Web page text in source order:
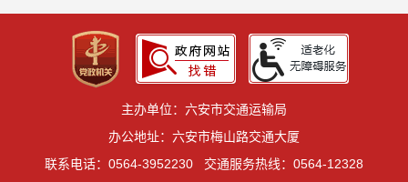
主办单位：六安市交通运输局
办公地址：六安市梅山路交通大厦
联系电话：0564-3952230
交通服务热线：0564-12328